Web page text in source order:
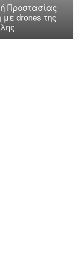
Προστασίας
drones της